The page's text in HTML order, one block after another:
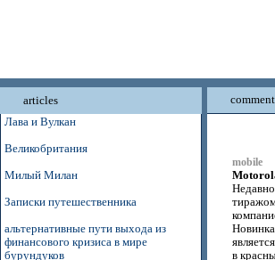
articles
Лава и Вулкан
Великобритания
Милый Милан
Записки путешественника
альтернативные пути выхода из
финансового кризиса в мире
бурундуков
mobile
в